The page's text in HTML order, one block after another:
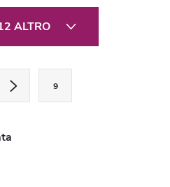
resina che ricopre
completamente i...
ALTRO
9